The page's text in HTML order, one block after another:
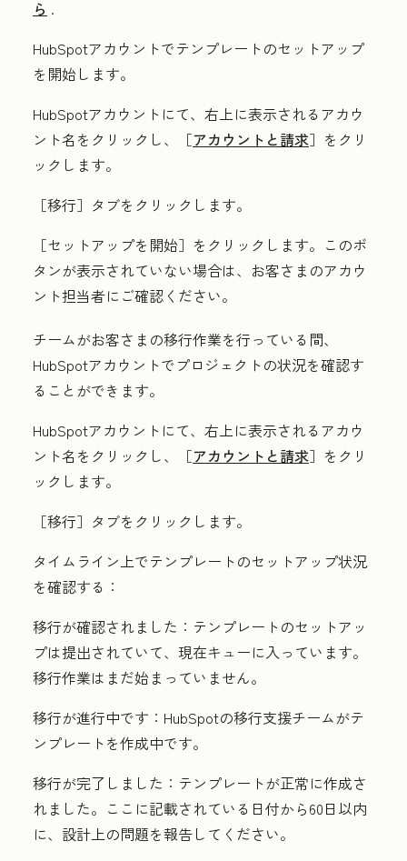
ら .
HubSpotアカウントでテンプレートのセットアップ
を開始します。
HubSpotアカウントにて、右上に表示されるアカウ
ント名をクリックし、［アカウントと請求］をクリ
ックします。
［移行］ タブをクリックします。
［セットアップを開始］ をクリックします。このボ
タンが表示されていない場合は、お客さまのアカウ
ント担当者にご確認ください。
チームがお客さまの移行作業を行っている間、
HubSpotアカウントでプロジェクトの状況を確認す
ることができます。
HubSpotアカウントにて、右上に表示されるアカウ
ント名をクリックし、［アカウントと請求］をクリ
ックします。
［移行］ タブをクリックします。
タイムライン上でテンプレートのセットアップ状況
を確認する：
移行が確認されました： テンプレートのセットアッ
プは提出されていて、現在キューに入っています。
移行作業はまだ始まっていません。
移行が進行中です： HubSpotの移行支援チームがテ
ンプレートを作成中です。
移行が完了しました： テンプレートが正常に作成さ
れました。ここに記載されている日付から60日以内
に、設計上の問題を報告してください。